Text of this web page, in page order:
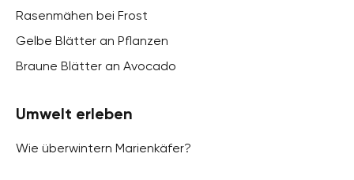
Rasenmähen bei Frost
Gelbe Blätter an Pflanzen
Braune Blätter an Avocado
Umwelt erleben
Wie überwintern Marienkäfer?